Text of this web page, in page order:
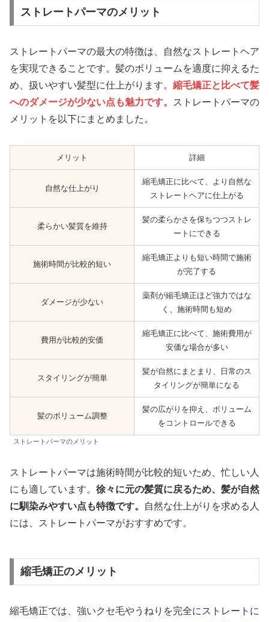
ストレートパーマのメリット
ストレートパーマの最大の特徴は、自然なストレートヘア
を実現できることです。髪のボリュームを適度に抑えるた
め、扱いやすい髪型に仕上がります。 縮毛矯正と比べて髪
へのダメージが少ない点も魅力です。
ストレートパーマの
メリットを以下にまとめました。
メリット 詳細
自然な仕上がり
縮毛矯正に比べて、より自然な
ストレートヘアに仕上がる
柔らかい髪質を維持
髪の柔らかさを保ちつつストレ
ートにできる
施術時間が比較的短い
縮毛矯正よりも短い時間で施術
が完了する
ダメージが少ない
薬剤が縮毛矯正ほど強力ではな
く、施術時間も短め
費用が比較的安価
縮毛矯正に比べて、施術費用が
安価な場合が多い
スタイリングが簡単
髪が自然にまとまり、日常のス
タイリングが簡単になる
髪のボリューム調整
髪の広がりを抑え、ボリューム
をコントロールできる
ストレートパーマのメリット
ストレートパーマは施術時間が比較的短いため、忙しい人
にも適しています。 徐々に元の髪質に戻るため、髪が自然
に馴染みやすい点も特徴です。
自然な仕上がりを求める人
には、ストレートパーマがおすすめです。
縮毛矯正のメリット
縮毛矯正では、強いクセ毛やうねりを完全にストレートに